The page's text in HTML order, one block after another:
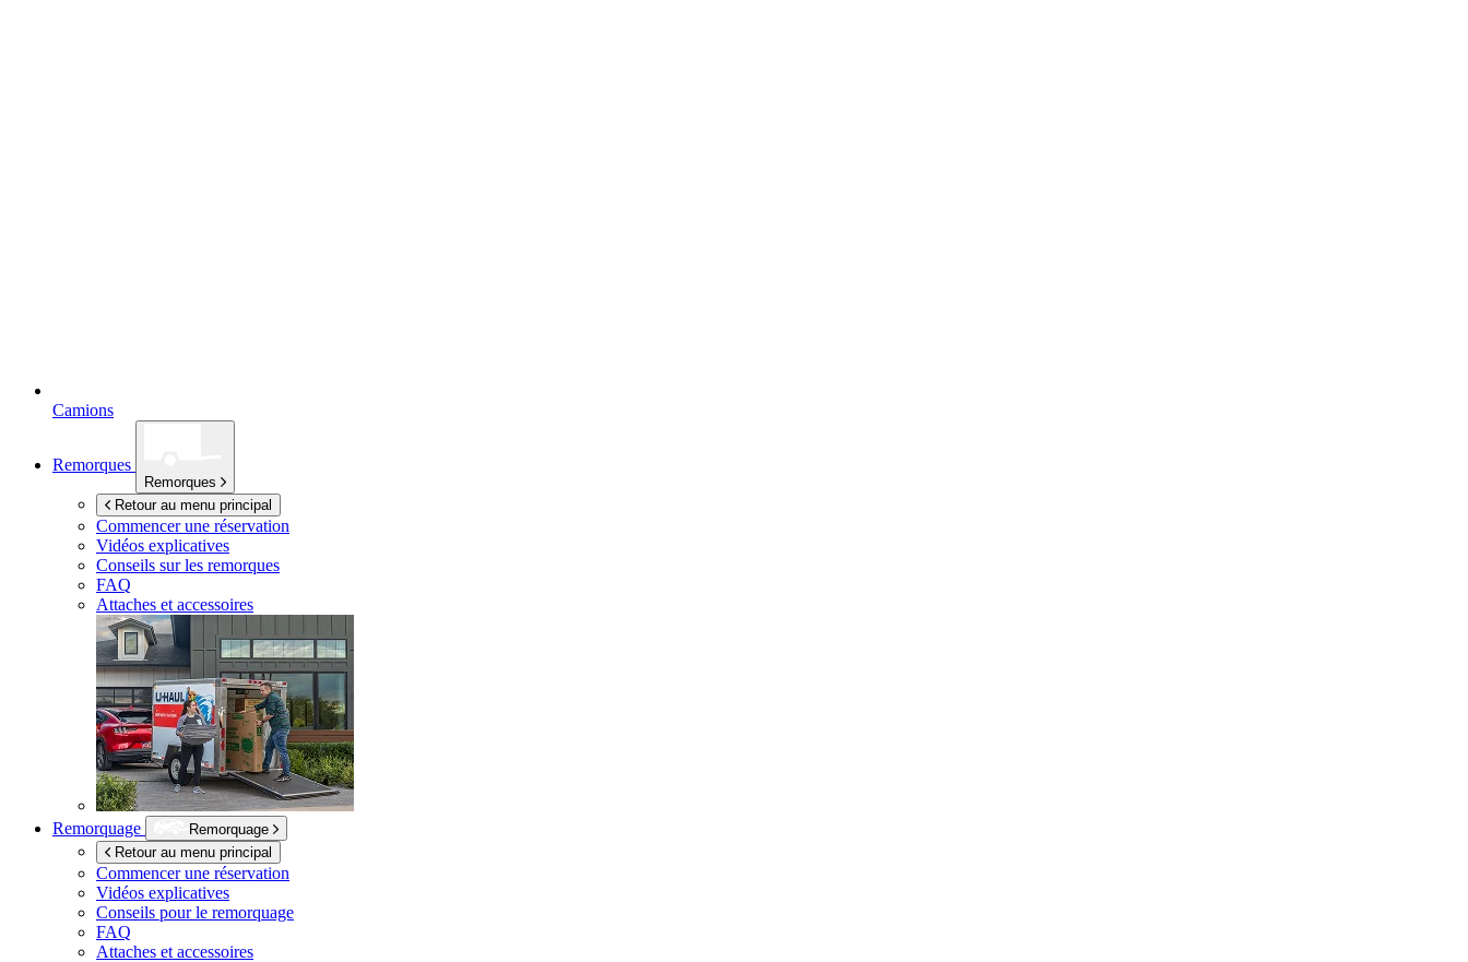
Camions
Remorques
Remorques
Retour au menu principal
Commencer une réservation
Vidéos explicatives
Conseils sur les remorques
FAQ
Attaches et accessoires
Remorquage
Remorquage
Retour au menu principal
Commencer une réservation
Vidéos explicatives
Conseils pour le remorquage
FAQ
Attaches et accessoires